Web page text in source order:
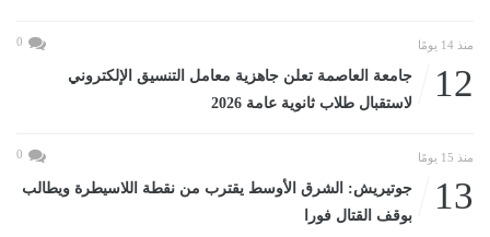
منذ 14 يومًا 0
12
جامعة العاصمة تعلن جاهزية معامل التنسيق الإلكتروني
لاستقبال طلاب ثانوية عامة 2026
منذ 15 يومًا 0
13
جوتيريش: الشرق الأوسط يقترب من نقطة اللاسيطرة ويطالب
بوقف القتال فورا